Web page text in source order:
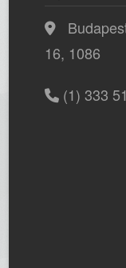
16, 1086
(1) 333